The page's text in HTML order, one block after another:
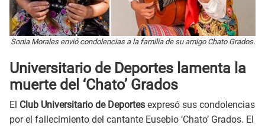
Sonia Morales envió condolencias a la familia de su amigo Chato Grados.
Universitario de Deportes lamenta la
muerte del ‘Chato’ Grados
El Club Universitario de Deportes expresó sus condolencias
por el fallecimiento del cantante Eusebio ‘Chato’ Grados. El